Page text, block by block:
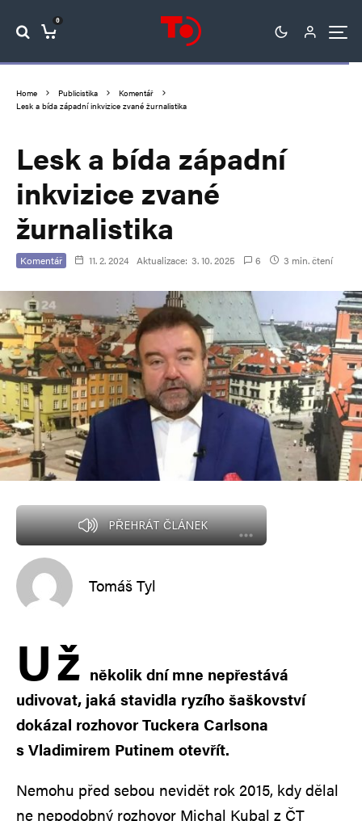
0
Home Publicistika
Komentář
Lesk a bída západní inkvizice zvané žurnalistika
Lesk a bída západní
inkvizice zvané
žurnalistika
Komentář 11. 2. 2024 Aktualizace: 3. 10. 2025 6 3 min. čtení
PŘEHRÁT ČLÁNEK
Tomáš Tyl
Už několik dní mne nepřestává
udivovat, jaká stavidla ryzího šaškovství
dokázal rozhovor Tuckera Carlsona
s Vladimirem Putinem otevřít.
Nemohu před sebou nevidět rok 2015, kdy dělal
ne nepodobný rozhovor Michal Kubal z ČT